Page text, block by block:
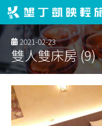
2021-02-23
雙人雙床房 (9)